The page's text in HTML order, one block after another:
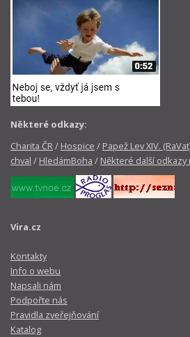
Některé odkazy:
Charita ČR/ Hospice / Papež Lev XIV.
chval / HledámBoha / Některé další
Vira.cz
Kontakty
Info o webu
Napsali nám
Podpořte nás
Pravidla zveřejňování
Katalog